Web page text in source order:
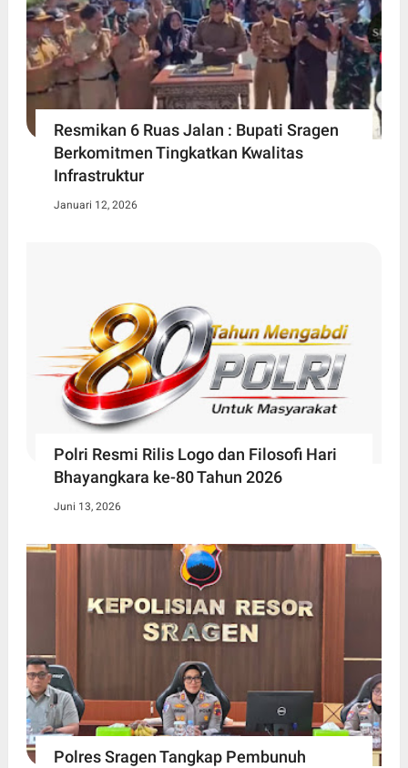
Resmikan 6 Ruas Jalan : Bupati Sragen
Berkomitmen Tingkatkan Kwalitas
Infrastruktur
Januari 12, 2026
Polri Resmi Rilis Logo dan Filosofi Hari
Bhayangkara ke-80 Tahun 2026
Juni 13, 2026
Polres Sragen Tangkap Pembunuh